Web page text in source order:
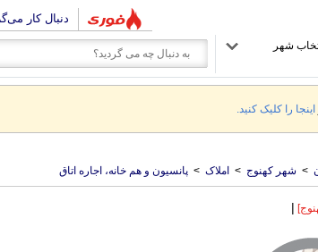
دنبال کار
شهر
اینجا را کلیک کنید.
> شهر کهنوج > املاک > پانسیون و هم خانه، اجاره اتاق
|